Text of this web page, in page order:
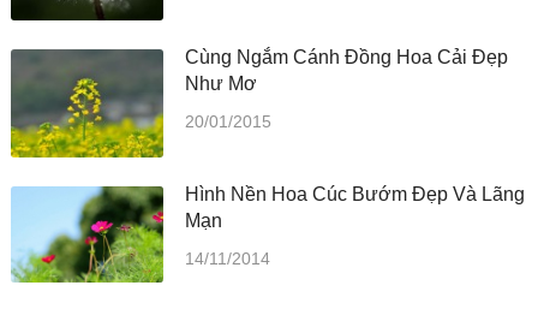
Cùng Ngắm Cánh Đồng Hoa Cải Đẹp
Như Mơ
20/01/2015
Hình Nền Hoa Cúc Bướm Đẹp Và Lãng
Mạn
14/11/2014